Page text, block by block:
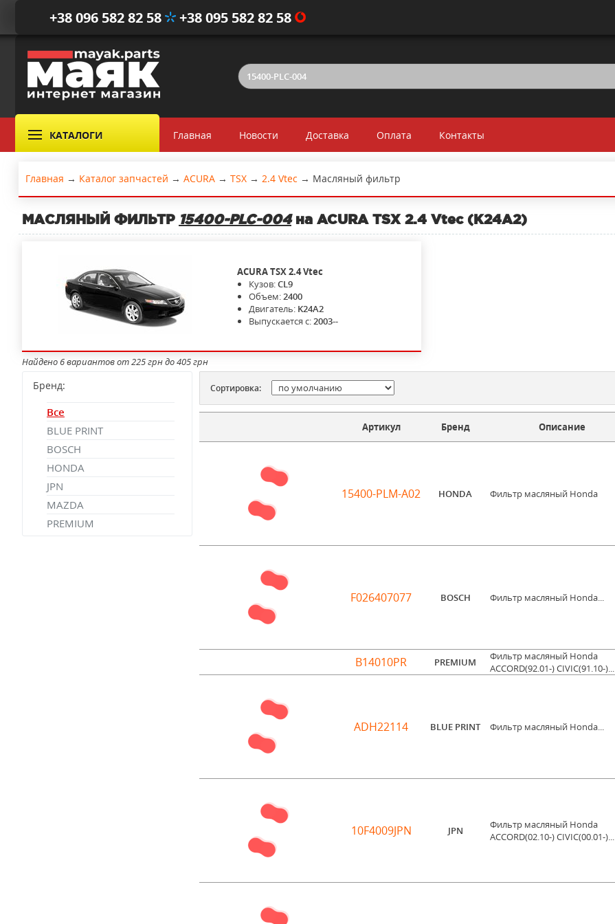
+38 096 582 82 58 +38 095 582 82 58
КАТАЛОГИ Главная Новости Доставка Оплата Контакты
Главная → Каталог запчастей → ACURA → TSX → 2.4 Vtec → Масляный фильтр
МАСЛЯНЫЙ ФИЛЬТР 15400-PLC-004на ACURA TSX 2.4 Vtec (K24A2)
ACURATSX2.4 Vtec
Кузов:CL9
Объем: 2400
Двигатель: K24A2
Выпускается с: 2003--
Найдено 6 вариантов от 225 грн до 405 грн
Бренд:
Все
BLUE PRINT
BOSCH
HONDA
JPN
MAZDA
PREMIUM
Сортировка:
Артикул Бренд Описание
15400-PLM-A02 HONDA Фильтр масляный Honda
F026407077 BOSCH Фильтр масляный Honda...
B14010PR PREMIUM
Фильтр масляный Honda
ACCORD(92.01-) CIVIC(91.10-)...
ADH22114 BLUE PRINT Фильтр масляный Honda...
10F4009JPN JPN
Фильтр масляный Honda
ACCORD(02.10-) CIVIC(00.01-)...